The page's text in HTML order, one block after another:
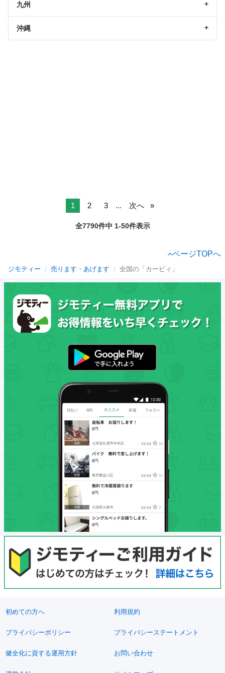
九州
沖縄
1 2 3 ... 次へ
全7790件中 1-50件表示
ページTOPへ
ジモティー 売ります・あげます 全国の「カービィ」
初めての方へ 利用規約
プライバシーポリシー プライバシーステートメント
健全化に資する運用方針 お問い合わせ